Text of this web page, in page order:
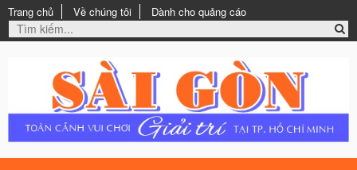
Trang chủ Về chúng tôi Dành cho quảng cáo